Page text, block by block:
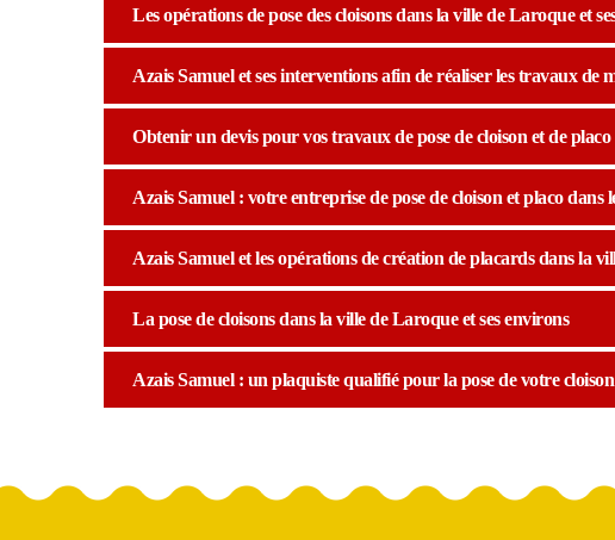
Les opérations de pose des cloisons dans la ville de Laroque et
Azais Samuel et ses interventions afin de réaliser les travaux de
Obtenir un devis pour vos travaux de pose de cloison et de placo
Azais Samuel : votre entreprise de pose de cloison et placo dans
Azais Samuel et les opérations de création de placards dans la
La pose de cloisons dans la ville de Laroque et ses environs
Azais Samuel : un plaquiste qualifié pour la pose de votre